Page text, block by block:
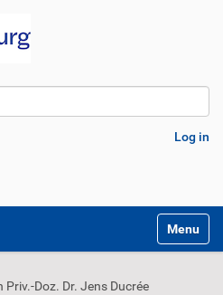
Log in
Toggle
Priv.-Doz. Dr. Jens Ducrée